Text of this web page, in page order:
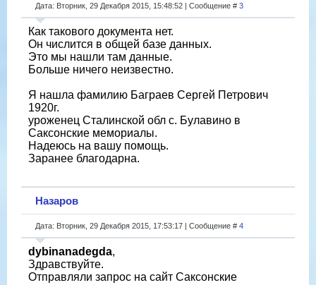
Дата: Вторник, 29 Декабря 2015, 15:48:52 | Сообщение # 3
Как такового документа нет.
Он числится в общей базе данных.
Это мы нашли там данные.
Больше ничего неизвестно.
Я нашла фамилию Баграев Сергей Петрович
1920г.
уроженец Сталинской обл с. Булавино в
Саксонские мемориалы.
Надеюсь на вашу помощь.
Заранее благодарна.
Назаров
Дата: Вторник, 29 Декабря 2015, 17:53:17 | Сообщение # 4
dybinanadegda,
Здравствуйте.
Отправляли запрос на сайт Саксонские